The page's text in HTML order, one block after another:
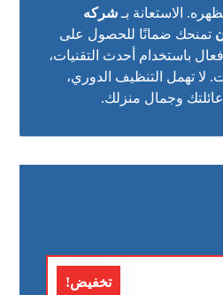
الاستعانة بـشركه
تمنحك ضمانًا للحصول على
باستخدام أحدث التقنيات،
لا تهمل التنظيف الدوري،
وجمال منزلك.
تخفيض!